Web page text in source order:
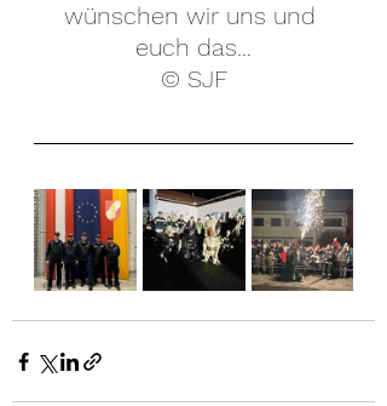
wünschen wir uns und
euch das…
© SJF